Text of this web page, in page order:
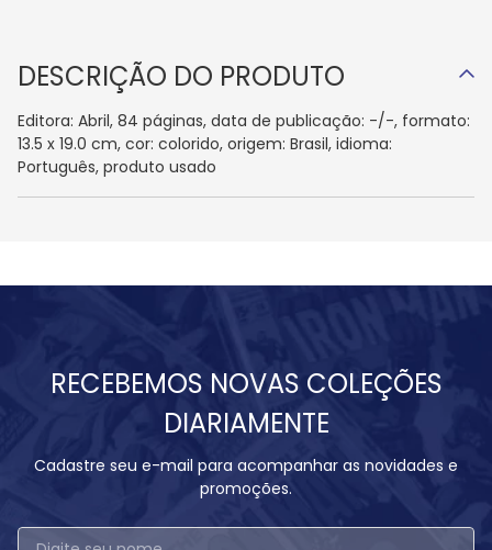
DESCRIÇÃO DO PRODUTO
Editora: Abril, 84 páginas, data de publicação: -/-, formato:
13.5 x 19.0 cm, cor: colorido, origem: Brasil, idioma:
Português, produto usado
RECEBEMOS NOVAS COLEÇÕES
DIARIAMENTE
Cadastre seu e-mail para acompanhar as novidades e
promoções.